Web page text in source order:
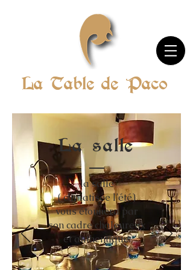
La Table de Paco
La salle
la salle
( climatisée l’été)
vous étonnera par
son cadre chaleureux
et authentique.